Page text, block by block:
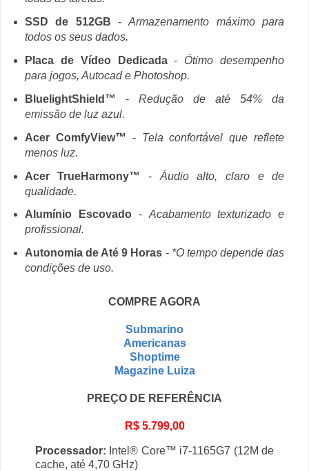
SSD de 512GB -Armazenamento máximo para
todos os seus dados.
Placa de Vídeo Dedicada- Ótimo desempenho
para jogos, Autocad e Photoshop.
BluelightShield™ - Redução de até 54% da
emissão de luz azul.
Acer ComfyView™ - Tela confortável que reflete
menos luz.
Acer TrueHarmony™
- Áudio alto, claro e de
qualidade.
Alumínio Escovado- Acabamento texturizado e
profissional.
Autonomia de Até 9 Horas - *O tempo depende das
condições de uso.
COMPRE AGORA
Submarino
Americanas
Shoptime
Magazine Luiza
PREÇO DE REFERÊNCIA
R$ 5.799,00
Processador: Intel® Core™ i7-1165G7 (12M de
cache, até 4,70 GHz)